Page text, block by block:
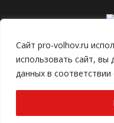
Сайт pro-volhov.ru
использовать сайт, вы
данных в соответствии